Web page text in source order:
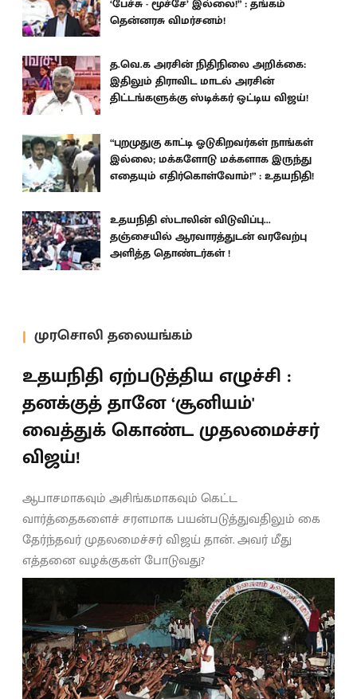
தென்னரசு விமர்சனம்!
த.வெ.க அரசின் நிதிநிலை அறிக்கை:
இதிலும் திராவிட மாடல் அரசின்
திட்டங்களுக்கு ஸ்டிக்கர் ஒட்டிய விஜய்!
“புறமுதுகு காட்டி ஓடுகிறவர்கள் நாங்கள்
இல்லை; மக்களோடு மக்களாக இருந்து
எதையும் எதிர்கொள்வோம்!” : உதயநிதி!
உதயநிதி ஸ்டாலின் விடுவிப்பு...
தஞ்சையில் ஆரவாரத்துடன் வரவேற்பு
அளித்த தொண்டர்கள் !
முரசொலி தலையங்கம்
உதயநிதி ஏற்படுத்திய எழுச்சி :
தனக்குத் தானே ‘சூனியம்'
வைத்துக் கொண்ட முதலமைச்சர்
விஜய்!
ஆபாசமாகவும் அசிங்கமாகவும் கெட்ட
வார்த்தைகளைச் சரளமாக பயன்படுத்துவதிலும் கை
தேர்ந்தவர் முதலமைச்சர் விஜய் தான். அவர் மீது
எத்தனை வழக்குகள் போடுவது?